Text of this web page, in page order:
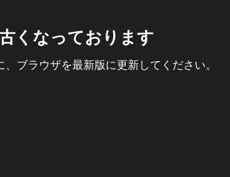
くなっております
ブラウザを最新版に更新してください。